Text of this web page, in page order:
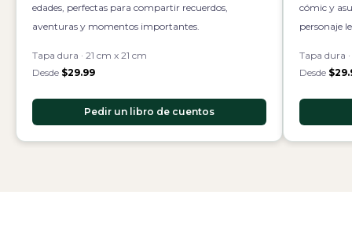
edades, perfectas para compartir recuerdos,
aventuras y momentos importantes.
Tapa dura · 21 cm x 21 cm
Desde $29.99
Pedir un libro de cuentos
cómic y
personaje
Tapa dura
Desde $